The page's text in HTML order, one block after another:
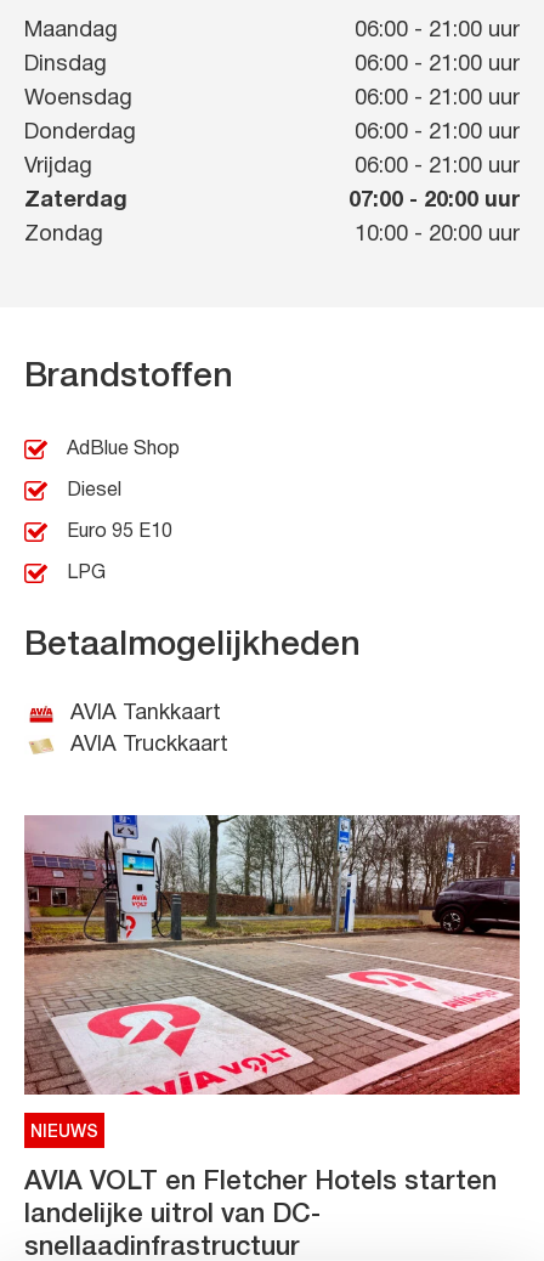
Maandag 06:00 - 21:00 uur
Dinsdag
06:00 - 21:00 uur
Woensdag
06:00 - 21:00 uur
Donderdag
06:00 - 21:00 uur
Vrijdag
06:00 - 21:00 uur
Zaterdag
07:00 - 20:00 uur
Zondag
10:00 - 20:00 uur
Brandstoffen
AdBlue Shop
Diesel
Euro 95 E10
LPG
Betaalmogelijkheden
AVIA Tankkaart
AVIA Truckkaart
NIEUWS
AVIA VOLT en Fletcher Hotels starten
landelijke uitrol van DC-
snellaadinfrastructuur